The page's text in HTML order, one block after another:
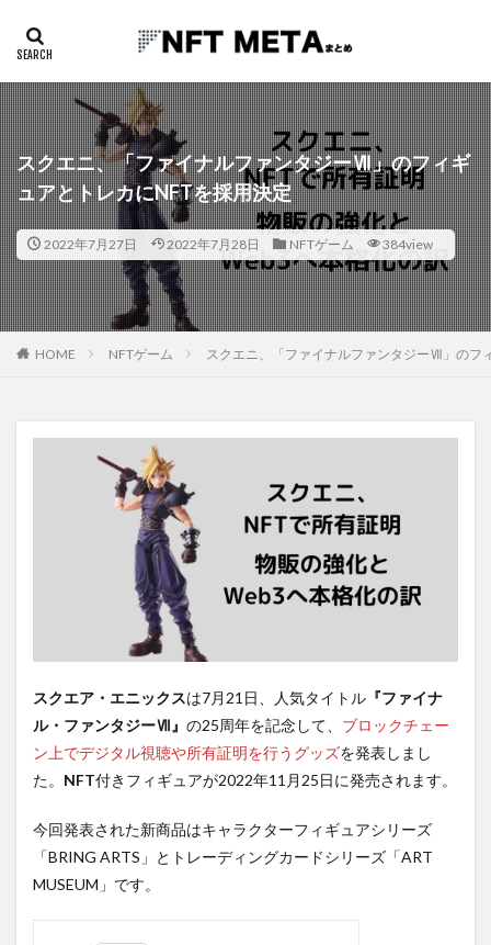
スクエニ、「ファイナルファンタジーⅦ」のフィギ
ュアとトレカにNFTを採用決定
2022年7月27日 2022年7月28日 NFTゲーム 384view
HOME NFTゲーム スクエニ、「ファイナルファンタジーⅦ」のフ
スクエア・エニックスは7月21日、人気タイトル 『ファイナ
ル・ファンタジーⅦ』 の25周年を記念して、 ブロックチェー
ン上でデジタル視聴や所有証明を行うグッズを発表しまし
た。 NFT付きフィギュアが2022年11月25日に発売されます。
今回発表された新商品はキャラクターフィギュアシリーズ
「BRING ARTS」とトレーディングカードシリーズ「ART
MUSEUM」です。